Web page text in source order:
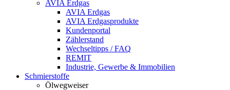
AVIA Erdgas
AVIA Erdgas
AVIA Erdgasprodukte
Kundenportal
Zählerstand
Wechseltipps / FAQ
REMIT
Industrie, Gewerbe & Immobilien
Schmierstoffe
Ölwegweiser